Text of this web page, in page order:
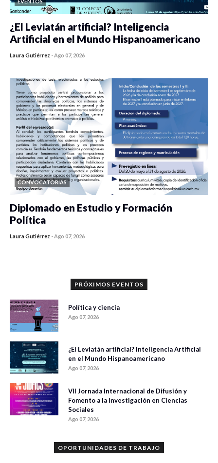
¿El Leviatán artificial? Inteligencia
Artificial en el Mundo Hispanoamericano
Laura Gutiérrez -Ago 07, 2026
CONVOCATORIAS
Diplomado en Estudio y Formación
Política
Laura Gutiérrez -Ago 07, 2026
PRÓXIMOS EVENTOS
Política y ciencia
Ago 07, 2026
¿El Leviatán artificial? Inteligencia Artificial
en el Mundo Hispanoamericano
Ago 07, 2026
VII Jornada Internacional de Difusión y
Fomento a la Investigación en Ciencias
Sociales
Ago 07, 2026
OPORTUNIDADES DE TRABAJO